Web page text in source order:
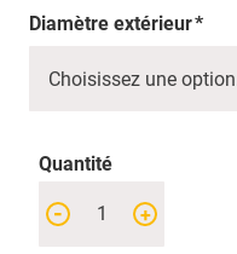
Diamètre extérieur
Quantité
+
-